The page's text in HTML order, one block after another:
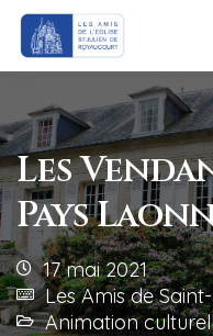
Les
Pays
17 mai 2021
Les Amis de
Animation